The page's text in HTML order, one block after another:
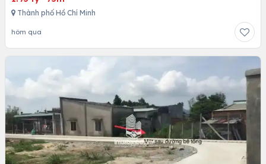
Thành phố Hồ Chí Minh
hôm qua